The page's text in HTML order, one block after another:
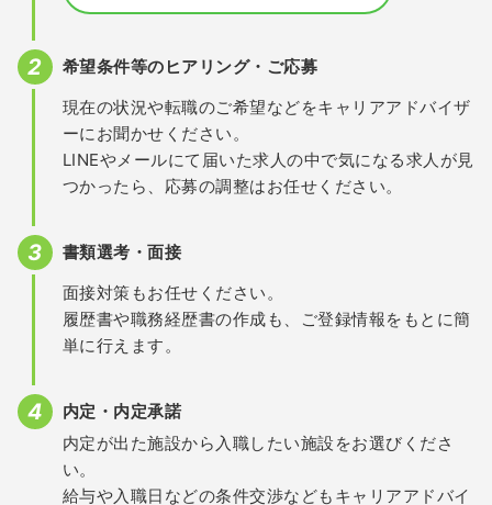
希望条件等のヒアリング・ご応募
現在の状況や転職のご希望などをキャリアアドバイザ
ーにお聞かせください。
LINEやメールにて届いた求人の中で気になる求人が見
つかったら、応募の調整はお任せください。
書類選考・面接
面接対策もお任せください。
履歴書や職務経歴書の作成も、ご登録情報をもとに簡
単に行えます。
内定・内定承諾
内定が出た施設から入職したい施設をお選びくださ
い。
給与や入職日などの条件交渉などもキャリアアドバイ